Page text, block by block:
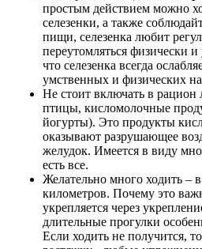
простым действием можно
селезенки, а также
пищи, селезенка любит
переутомляться физически
что селезенка всегда
умственных и физических
Не стоит включать в
птицы, кисломолочные
йогурты). Это продукты
оказывают разрушающее
желудок. Имеется в виду
есть все.
Желательно много ходить –
километров. Почему это
укрепляется через
длительные прогулки
Если ходить не получится,